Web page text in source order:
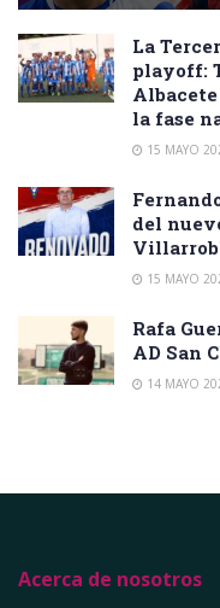
La
playoff:
la fase
15 MAYO
del
15 MAYO
Rafa
AD San
14 MAYO
Acerca de nosotros